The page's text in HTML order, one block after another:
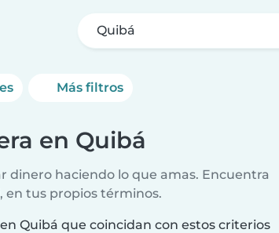
Quibá
Más filtros
en Quibá
dinero haciendo lo que amas. Encuentra
en tus propios términos.
Quibá que coincidan con estos criterios